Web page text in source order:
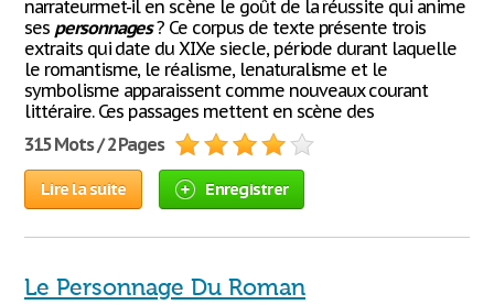
narrateurmet-il en scène le goût de la réussite qui anime
ses personnages? Ce corpus de texte présente trois
extraits qui date du XIXe siecle, période durant laquelle
le romantisme, le réalisme, lenaturalisme et le
symbolisme apparaissent comme nouveaux courant
littéraire. Ces passages mettent en scène des
315 Mots / 2 Pages
Lire la suite Enregistrer
Le Personnage Du Roman